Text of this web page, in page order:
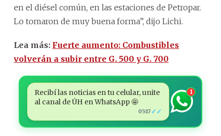
en el diésel común, en las estaciones de Petropar.
Lo tomaron de muy buena forma”, dijo Lichi.
Lea más: Fuerte aumento: Combustibles
volverán a subir entre G. 500 y G. 700
Recibí las noticias en tu celular, unite
al canal de ÚH en WhatsApp 🤩
05:17 ✓✓
1